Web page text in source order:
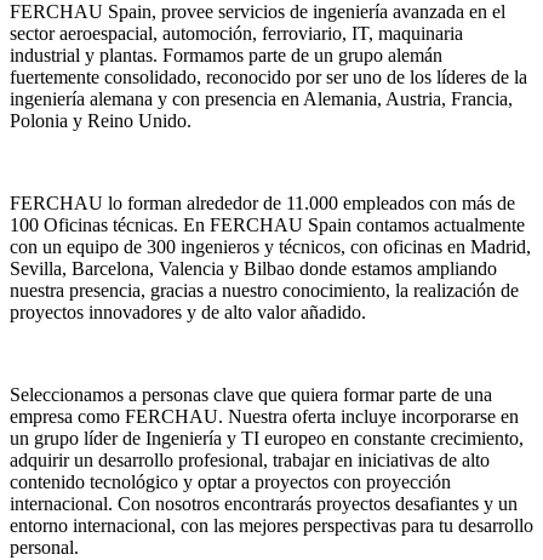
FERCHAU Spain, provee servicios de ingeniería avanzada en el
sector aeroespacial, automoción, ferroviario, IT, maquinaria
industrial y plantas. Formamos parte de un grupo alemán
fuertemente consolidado, reconocido por ser uno de los líderes de la
ingeniería alemana y con presencia en Alemania, Austria, Francia,
Polonia y Reino Unido.
FERCHAU lo forman alrededor de 11.000 empleados con más de
100 Oficinas técnicas. En FERCHAU Spain contamos actualmente
con un equipo de 300 ingenieros y técnicos, con oficinas en Madrid,
Sevilla, Barcelona, Valencia y Bilbao donde estamos ampliando
nuestra presencia, gracias a nuestro conocimiento, la realización de
proyectos innovadores y de alto valor añadido.
Seleccionamos a personas clave que quiera formar parte de una
empresa como FERCHAU. Nuestra oferta incluye incorporarse en
un grupo líder de Ingeniería y TI europeo en constante crecimiento,
adquirir un desarrollo profesional, trabajar en iniciativas de alto
contenido tecnológico y optar a proyectos con proyección
internacional. Con nosotros encontrarás proyectos desafiantes y un
entorno internacional, con las mejores perspectivas para tu desarrollo
personal.